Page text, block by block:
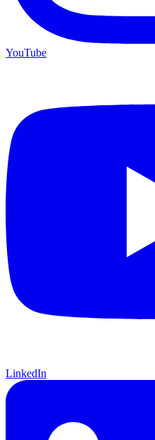
YouTube
LinkedIn